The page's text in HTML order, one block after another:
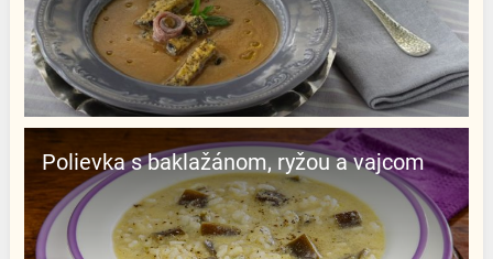
Polievka s baklažánom, ryžou a vajcom